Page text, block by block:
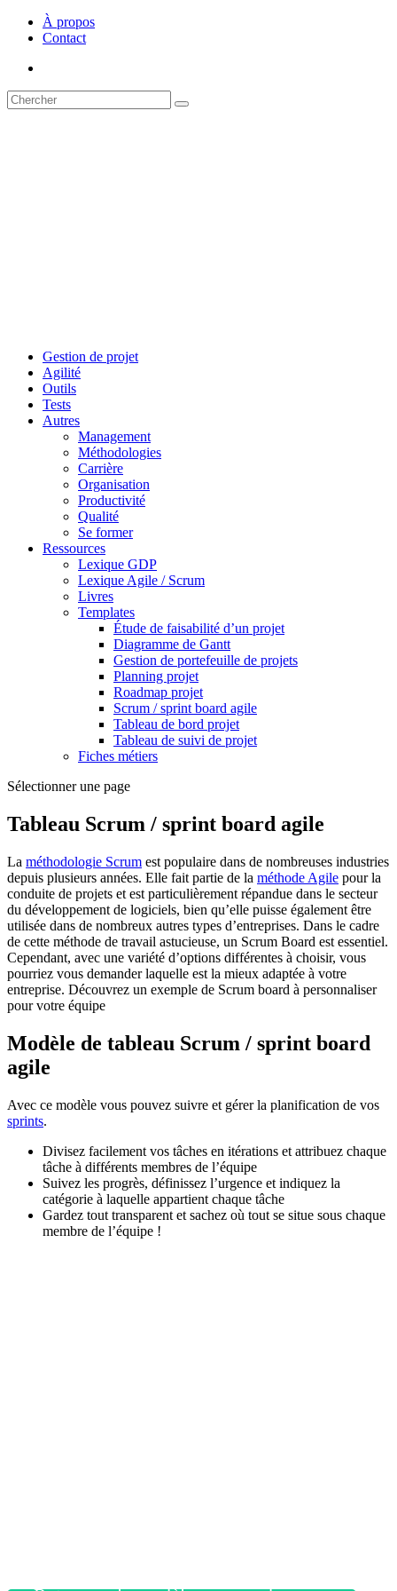
À propos
Contact
Gestion de projet
Agilité
Outils
Tests
Autres
Management
Méthodologies
Carrière
Organisation
Productivité
Qualité
Se former
Ressources
Lexique GDP
Lexique Agile / Scrum
Livres
Templates
Étude de faisabilité d’un projet
Diagramme de Gantt
Gestion de portefeuille de projets
Planning projet
Roadmap projet
Scrum / sprint board agile
Tableau de bord projet
Tableau de suivi de projet
Fiches métiers
Sélectionner une page
Tableau Scrum / sprint board agile
La méthodologie Scrum est populaire dans de nombreuses industries
depuis plusieurs années. Elle fait partie de la méthode Agile pour la
conduite de projets et est particulièrement répandue dans le secteur
du développement de logiciels, bien qu’elle puisse également être
utilisée dans de nombreux autres types d’entreprises. Dans le cadre
de cette méthode de travail astucieuse, un Scrum Board est essentiel.
Cependant, avec une variété d’options différentes à choisir, vous
pourriez vous demander laquelle est la mieux adaptée à votre
entreprise. Découvrez un exemple de Scrum board à personnaliser
pour votre équipe
Modèle de tableau Scrum / sprint board
agile
Avec ce modèle vous pouvez suivre et gérer la planification de vos
sprints.
Divisez facilement vos tâches en itérations et attribuez chaque
tâche à différents membres de l’équipe
Suivez les progrès, définissez l’urgence et indiquez la
catégorie à laquelle appartient chaque tâche
Gardez tout transparent et sachez où tout se situe sous chaque
membre de l’équipe !